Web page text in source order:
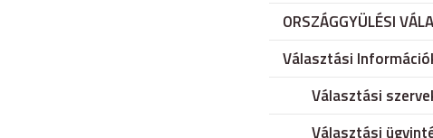
ORSZÁGGYÜLÉSI
Választási
Választási
Választási